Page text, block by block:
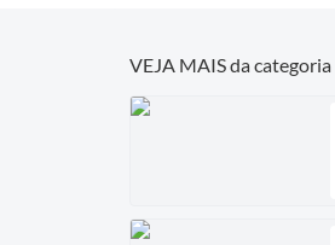
VEJA MAIS da categoria